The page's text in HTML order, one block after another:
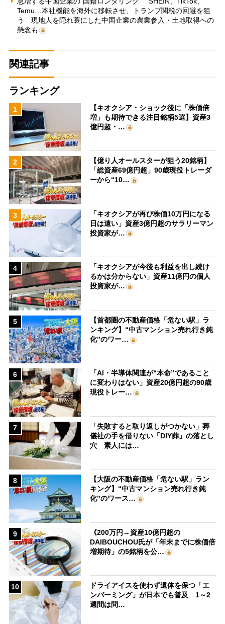
Temu…本社機能を海外に移転させ、トランプ関税の回避を狙
う 現地人を隠れ蓑にした中国企業の農業参入・土地取得への
懸念も
関連記事
ランキング
1
【キオクシア・ショック後に「株価倍
増」も期待できる注目銘柄5選】資産3
億円超・…
2
【億り人オールスターが狙う20銘柄】
「総資産69億円超」90歳現役トレーダ
ーから“10…
3
「キオクシアが再び株価10万円になる
日は遠い」資産3億円超のサラリーマン
投資家が…
4
「キオクシアが今後も利益を出し続け
るかは分からない」資産11億円の個人
投資家が…
5
【首都圏の不動産価格「危ない駅」ラ
ンキング】“中古マンション売れ行き鈍
化”のワー…
6
「AI・半導体関連が“本命”であること
に変わりはない」資産20億円超の90歳
現役トレー…
7
「失敗すると取り返しがつかない」葬
儀社の手を借りない「DIY葬」の落とし
穴 素人には…
8
【大阪の不動産価格「危ない駅」ラン
キング】“中古マンション売れ行き鈍
化”のワース…
9
《200万円→資産10億円超の
DAIBOUCHOU氏が「年末までに株価倍
増期待」の5銘柄を公…
10
ドライアイスを使わず遺体を保つ「エ
ンバーミング」が日本でも普及 1～2
週間は問…